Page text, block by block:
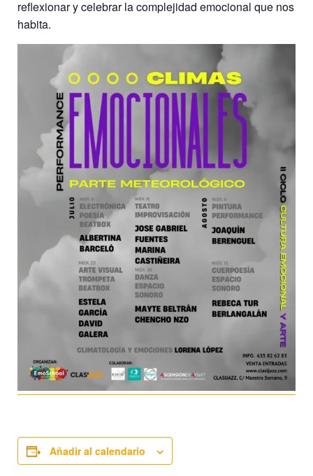
reflexionar y celebrar la complejidad emocional que nos
habita.
Añadir al calendario